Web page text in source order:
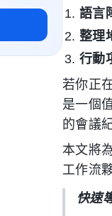
語言
整理
行動
若你正
是一個
的會議
本文將
工作流
快速